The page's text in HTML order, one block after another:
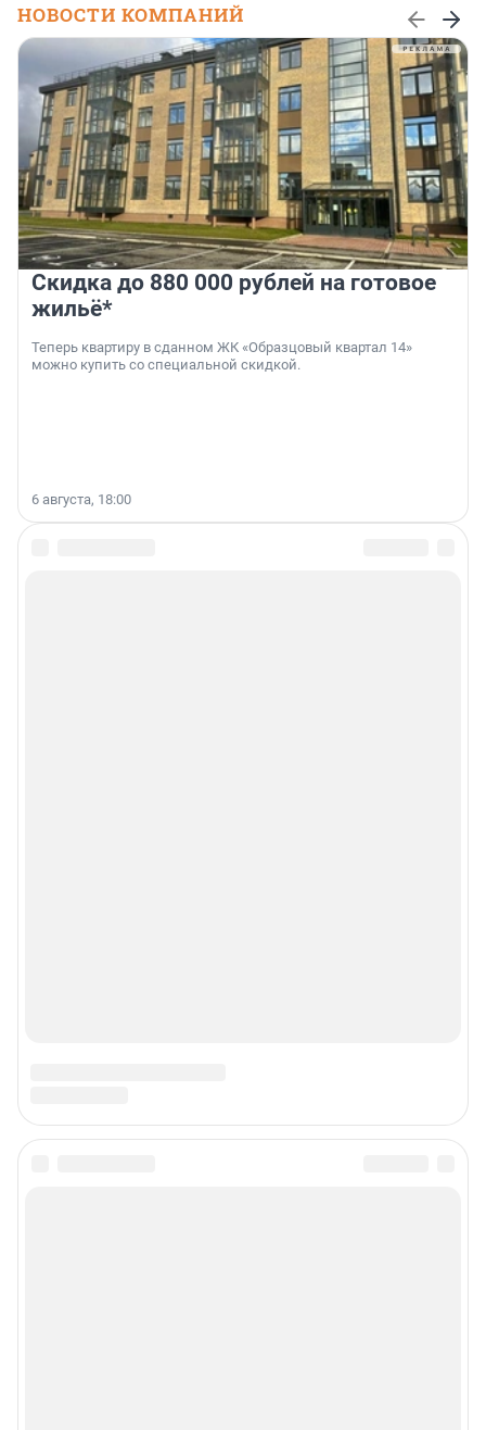
НОВОСТИ КОМПАНИЙ
Скидка до 880 000 рублей на готовое
жильё*
Теперь квартиру в сданном ЖК «Образцовый квартал 14»
можно купить со специальной скидкой.
6 августа, 18:00